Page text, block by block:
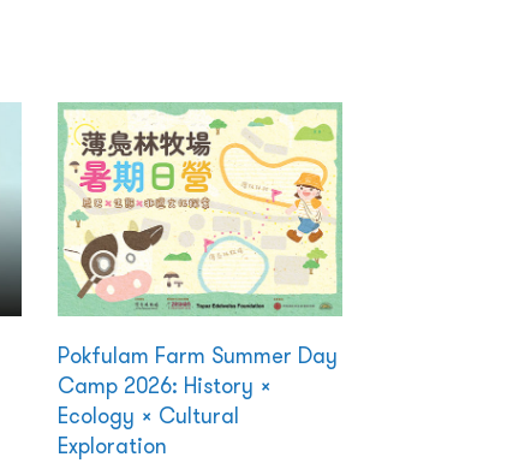
Pokfulam Farm Summer Day
Camp 2026: History ×
Ecology × Cultural
Exploration